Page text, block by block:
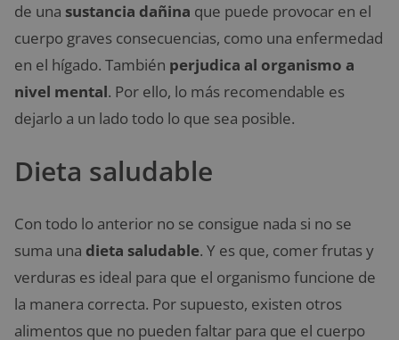
de una sustancia dañina que puede provocar en el
cuerpo graves consecuencias, como una enfermedad
en el hígado. También perjudica al organismo a
nivel mental. Por ello, lo más recomendable es
dejarlo a un lado todo lo que sea posible.
Dieta saludable
Con todo lo anterior no se consigue nada si no se
suma una dieta saludable. Y es que, comer frutas y
verduras es ideal para que el organismo funcione de
la manera correcta. Por supuesto, existen otros
alimentos que no pueden faltar para que el cuerpo